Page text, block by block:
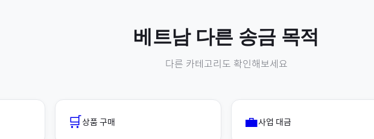
베트남다른 송금 목적
다른 카테고리도 확인해보세요
🛒상품 구매 💼사업 대금